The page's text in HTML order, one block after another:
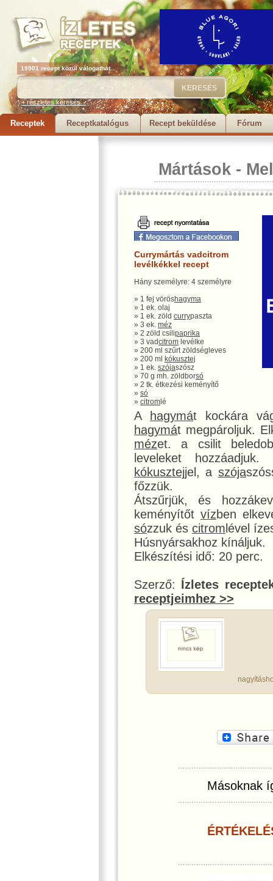
19901 recept közül válogathat...
+ részletes keresés...
Receptek Receptkatalógus Recept beküldése Fórum
Mártások -
Currymártás vadcitrom
levélkékkel recept
Hány személyre: 4 személyre
» 1 fej vöröshagyma
» 1 ek. olaj
» 1 ek. zöld currypaszta
» 3 ek. méz
» 2 zöld csilipaprika
» 3 vadcitrom levélke
» 200 ml szűrt zöldségleves
» 200 ml kókusztej
» 1 ek. szójaszósz
» 70 g mh. zöldborsó
» 2 tk. étkezési keményítő
» só
» citrom lé
A hagymát kockára
hagymát megpároljuk.
mézet. a csilit
leveleket
kókusztejjel, a szója
főzzük.
Átszűrjük, és
keményítőt vízben
sózzuk és citrom lével
Húsnyársakhoz kínáljuk.
Elkészítési idő: 20 perc.
Szerző: Ízletes
receptjeimhez >>
Másoknak